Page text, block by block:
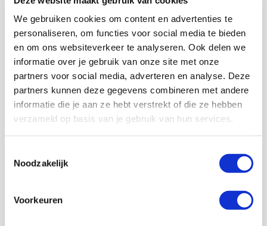
We gebruiken cookies om content en advertenties te
personaliseren, om functies voor social media te bieden
en om ons websiteverkeer te analyseren. Ook delen we
informatie over je gebruik van onze site met onze
partners voor social media, adverteren en analyse. Deze
partners kunnen deze gegevens combineren met andere
informatie die je aan ze hebt verstrekt of die ze hebben
verzameld op basis van je gebruik van hun services.
Noodzakelijk
Voorkeuren
overwinning betekende eveneens de 31ste driepunter in
de laatste 34 thuispotjes.
Zege op Heracles uitstekende start van 'crazy' weken
Het treffen met Heracles markeerde het startpunt van
belangrijke en bomvolle weken die voor ons liggen. Ten
Hag omschrijft het ronduit moordende speelschema
dikwijls als 'crazy' en als je een blik op onderstaand
lijstje werpt, dan zie je dat de coach geen onzin praat.
Heracles-thuis was het begin van een ongekend drukke
de Champions League met Midtjylland.
- Dinsdag 1 december: Liverpool - Ajax